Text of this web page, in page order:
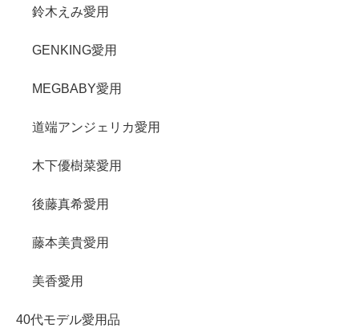
鈴木えみ愛用
GENKING愛用
MEGBABY愛用
道端アンジェリカ愛用
木下優樹菜愛用
後藤真希愛用
藤本美貴愛用
美香愛用
40代モデル愛用品